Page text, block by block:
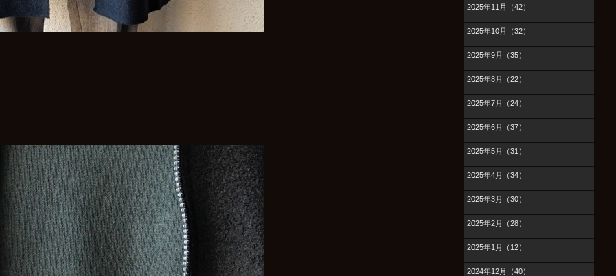
2025年11月（42）
2025年10月（32）
2025年9月（35）
2025年8月（22）
2025年7月（24）
2025年6月（37）
2025年5月（31）
2025年4月（34）
2025年3月（30）
2025年2月（28）
2025年1月（12）
2024年12月（40）